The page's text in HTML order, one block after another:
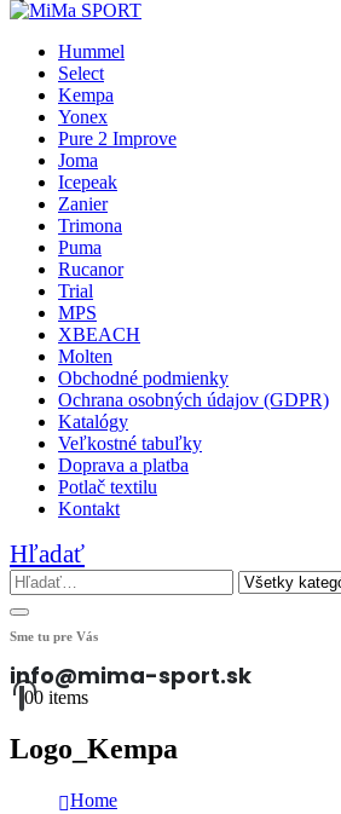
Hummel
Select
Kempa
Yonex
Pure 2 Improve
Joma
Icepeak
Zanier
Trimona
Puma
Rucanor
Trial
MPS
XBEACH
Molten
Obchodné podmienky
Ochrana osobných údajov (GDPR)
Katalógy
Veľkostné tabuľky
Doprava a platba
Potlač textilu
Kontakt
Hľadať
Sme tu pre Vás
info@mima-sport.sk
00 items
Logo_Kempa
Home